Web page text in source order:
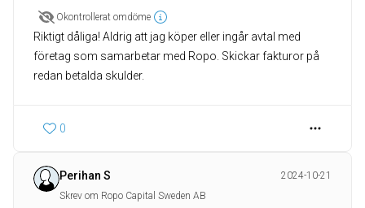
Okontrollerat omdöme
Riktigt dåliga! Aldrig att jag köper eller ingår avtal med
företag som samarbetar med Ropo. Skickar fakturor på
redan betalda skulder.
0
Perihan S
2024-10-21
Skrev om Ropo Capital Sweden AB